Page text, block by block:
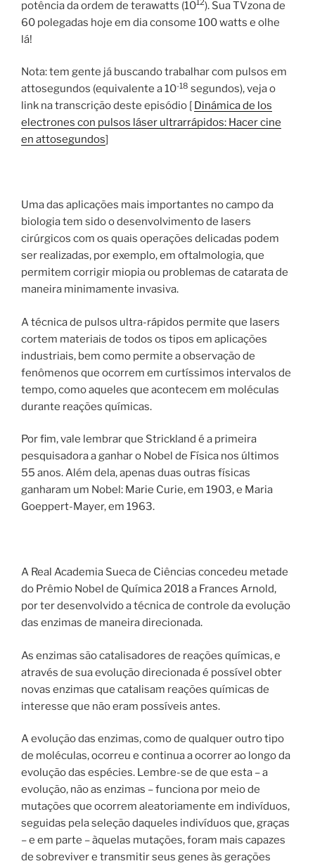
potência da ordem de terawatts (1012). Sua TVzona de
60 polegadas hoje em dia consome 100 watts e olhe
lá!
Nota: tem gente já buscando trabalhar com pulsos em
attosegundos (equivalente a 10-18 segundos), veja o
link na transcrição deste episódio [ Dinámica de los
electrones con pulsos láser ultrarrápidos: Hacer cine
en attosegundos]
Uma das aplicações mais importantes no campo da
biologia tem sido o desenvolvimento de lasers
cirúrgicos com os quais operações delicadas podem
ser realizadas, por exemplo, em oftalmologia, que
permitem corrigir miopia ou problemas de catarata de
maneira minimamente invasiva.
A técnica de pulsos ultra-rápidos permite que lasers
cortem materiais de todos os tipos em aplicações
industriais, bem como permite a observação de
fenômenos que ocorrem em curtíssimos intervalos de
tempo, como aqueles que acontecem em moléculas
durante reações químicas.
Por fim, vale lembrar que Strickland é a primeira
pesquisadora a ganhar o Nobel de Física nos últimos
55 anos. Além dela, apenas duas outras físicas
ganharam um Nobel: Marie Curie, em 1903, e Maria
Goeppert-Mayer, em 1963.
A Real Academia Sueca de Ciências concedeu metade
do Prêmio Nobel de Química 2018 a Frances Arnold,
por ter desenvolvido a técnica de controle da evolução
das enzimas de maneira direcionada.
As enzimas são catalisadores de reações químicas, e
através de sua evolução direcionada é possível obter
novas enzimas que catalisam reações químicas de
interesse que não eram possíveis antes.
A evolução das enzimas, como de qualquer outro tipo
de moléculas, ocorreu e continua a ocorrer ao longo da
evolução das espécies. Lembre-se de que esta – a
evolução, não as enzimas – funciona por meio de
mutações que ocorrem aleatoriamente em indivíduos,
seguidas pela seleção daqueles indivíduos que, graças
– e em parte – àquelas mutações, foram mais capazes
de sobreviver e transmitir seus genes às gerações